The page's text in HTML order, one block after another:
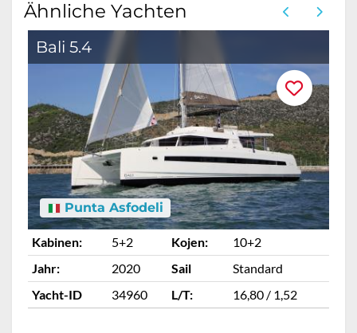
Ähnliche Yachten
Bali 5.4
Punta Asfodeli
Kabinen: 5+2 Kojen:
10+2
Jahr:
2020 Sail
Standard
Yacht-ID
34960 L/T: 16,80 / 1,52